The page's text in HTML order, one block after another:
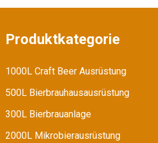
Produktkategorie
1000L Craft Beer Ausrüstung
500L Bierbrauhausausrüstung
300L Bierbrauanlage
2000L Mikrobierausrüstung